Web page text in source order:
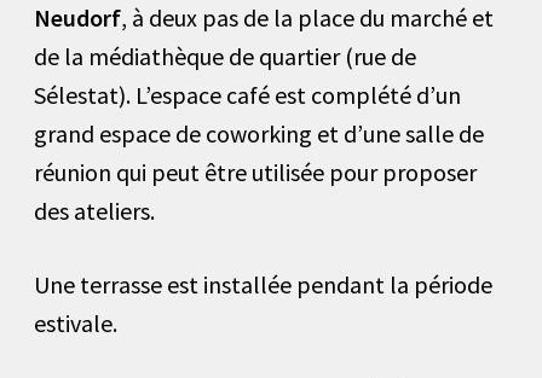
Neudorf, à deux pas de la place du marché et
de la médiathèque de quartier (rue de
Sélestat). L’espace café est complété d’un
grand espace de coworking et d’une salle de
réunion qui peut être utilisée pour proposer
des ateliers.
Une terrasse est installée pendant la période
estivale.